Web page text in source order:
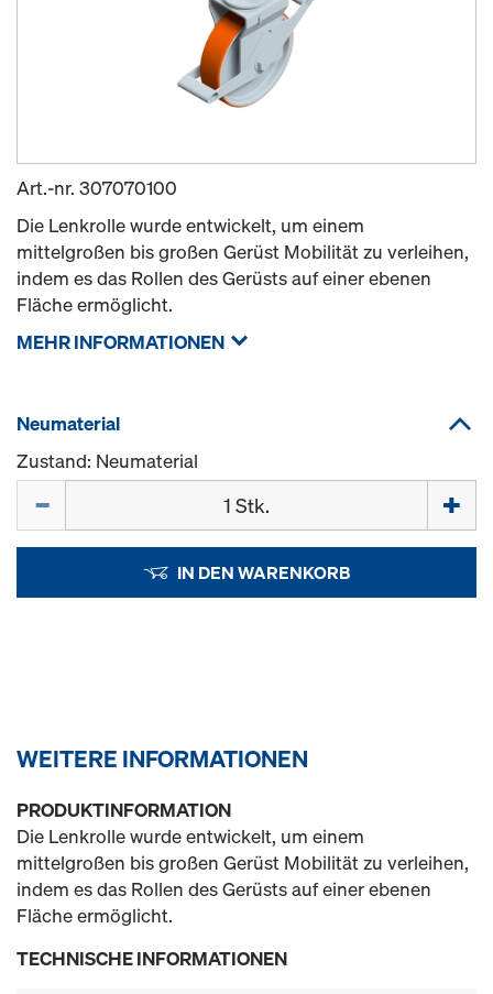
Art.-nr. 307070100
Die Lenkrolle wurde entwickelt, um einem
mittelgroßen bis großen Gerüst Mobilität zu verleihen,
indem es das Rollen des Gerüsts auf einer ebenen
Fläche ermöglicht.
MEHR INFORMATIONEN
Neumaterial
Zustand: Neumaterial
IN DEN WARENKORB
WEITERE INFORMATIONEN
PRODUKTINFORMATION
Die Lenkrolle wurde entwickelt, um einem
mittelgroßen bis großen Gerüst Mobilität zu verleihen,
indem es das Rollen des Gerüsts auf einer ebenen
Fläche ermöglicht.
TECHNISCHE INFORMATIONEN